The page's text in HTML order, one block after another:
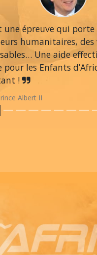
une épreuve qui porte
humanitaires, des
Une aide
pour les Enfants
!
Albert II